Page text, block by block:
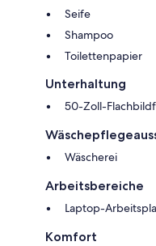
Seife
Shampoo
Toilettenpapier
Unterhaltung
50-Zoll-
Wäscherei
Arbeitsbereiche
Laptop-
Komfort